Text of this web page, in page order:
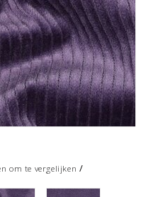
om te vergelijken /